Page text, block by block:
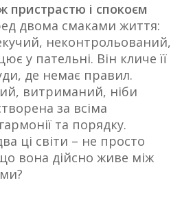
пристрастю і спокоєм
двома смаками життя:
неконтрольований,
у пательні. Він кличе її
де немає правил.
витриманий, ніби
за всіма
та порядку.
ці світи – не просто
вона дійсно живе між